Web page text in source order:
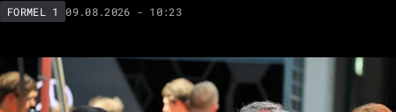
FORMEL 1 09.08.2026 - 10:23